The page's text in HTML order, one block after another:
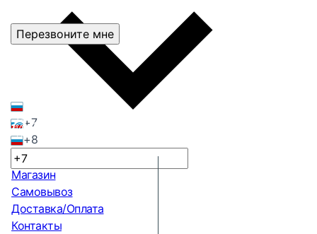
+7
+8
Перезвоните мне
Магазин
Самовывоз
Доставка/Оплата
Контакты